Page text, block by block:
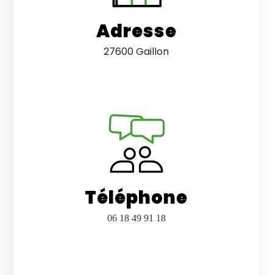
Adresse
27600 Gaillon
Téléphone
06 18 49 91 18